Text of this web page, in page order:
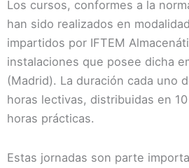
Los cursos, conformes a la
han sido realizados en
impartidos por IFTEM
instalaciones que posee dicha
(Madrid). La duración cada uno
horas lectivas, distribuidas en
horas prácticas.
Estas jornadas son parte